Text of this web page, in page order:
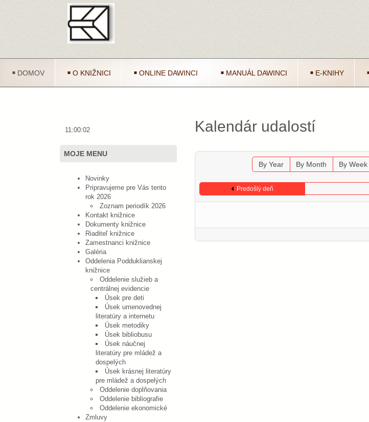
DOMOV O KNIŽNICI ONLINE DAWINCI MANUÁL DAWINCI E-KNIHY
11:00:02
MOJE MENU
Novinky
Pripravujeme pre Vás tento
rok 2026
Zoznam periodík 2026
Kontakt knižnice
Dokumenty knižnice
Riaditeľ knižnice
Zamestnanci knižnice
Galéria
Oddelenia Podduklianskej
knižnice
Oddelenie služieb a
centrálnej evidencie
Úsek pre deti
Úsek umenovednej
literatúry a internetu
Úsek metodiky
Úsek bibliobusu
Úsek náučnej
literatúry pre mládež a
dospelých
Úsek krásnej literatúry
pre mládež a dospelých
Oddelenie doplňovania
Oddelenie bibliografie
Oddelenie ekonomické
Zmluvy
Kalendár udalostí
By Year By Month By Week
Predošlý deň